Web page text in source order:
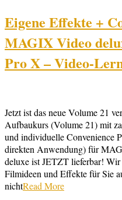
Eigene Effekte +
MAGIX Video
Pro X – Video-
Jetzt ist das neue Volume 21
Aufbaukurs (Volume 21) mit
und individuelle Convenience
direkten Anwendung) für
deluxe ist JETZT lieferbar! Wir
Filmideen und Effekte für Sie
nichtRead More